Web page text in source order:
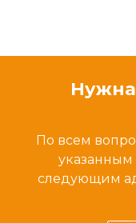
Нужна
По всем
следующим